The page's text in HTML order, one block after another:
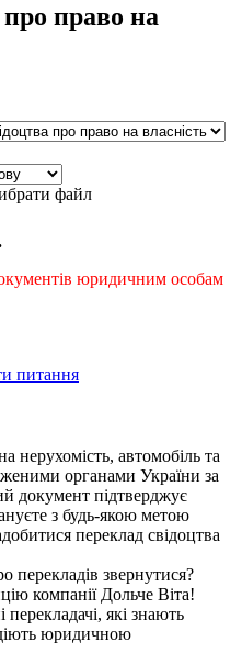
право на
файл
юридичним особам
питання
нерухомість, автомобіль та
органами України за
документ підтверджує
з будь-якою метою
переклад свідоцтва
перекладів звернутися?
компанії Дольче Віта!
які знають
юридичною